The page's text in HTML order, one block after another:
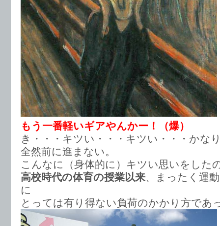
もう一番軽いギアやんかー！（爆）
き・・・キツい・・・キツい・・・かな
全然前に進まない。
こんなに（身体的に）キツい思いをした
高校時代の体育の授業以来、まったく運
に
とっては有り得ない負荷のかかり方であ